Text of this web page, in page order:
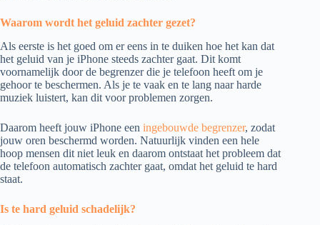
Waarom wordt het geluid zachter gezet?
Als eerste is het goed om er eens in te duiken hoe het kan dat
het geluid van je iPhone steeds zachter gaat. Dit komt
voornamelijk door de begrenzer die je telefoon heeft om je
gehoor te beschermen. Als je te vaak en te lang naar harde
muziek luistert, kan dit voor problemen zorgen.
Daarom heeft jouw iPhone een ingebouwde begrenzer, zodat
jouw oren beschermd worden. Natuurlijk vinden een hele
hoop mensen dit niet leuk en daarom ontstaat het probleem dat
de telefoon automatisch zachter gaat, omdat het geluid te hard
staat.
Is te hard geluid schadelijk?